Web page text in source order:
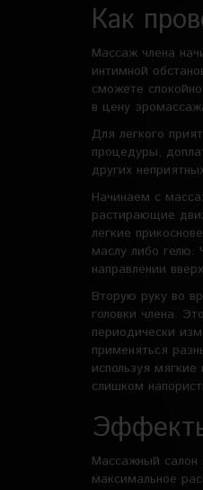
Как
Массаж члена
интимной
сможете
в цену
Для легкого
процедуры,
других
Начинаем с
растирающие
легкие
маслу либо гелю.
направлении
Вторую руку во
головки члена.
периодически
применяться
используя
слишком
Массажный салон
максимальное